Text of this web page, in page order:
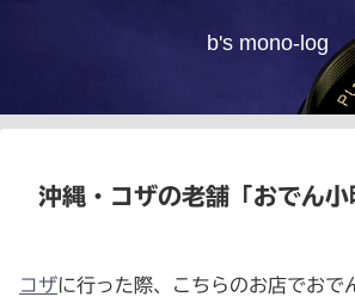
b's mono-log
沖縄・コザの老舗「おでん小
コザに行った際、こちらのお店でおで